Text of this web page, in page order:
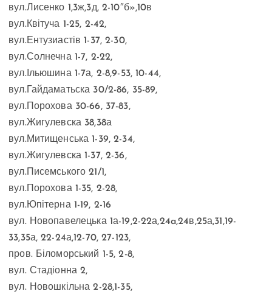
вул.Лисенко 1,3ж,3д, 2-10″б»,10в
вул.Квітуча 1-25, 2-42,
вул.Ентузиастів 1-37, 2-30,
вул.Солнечна 1-7, 2-22,
вул.Ільюшина 1-7а, 2-8,9-53, 10-44,
вул.Гайдаматьска 30/2-86, 35-89,
вул.Порохова 30-66, 37-83,
вул.Жигулевска 38,38а
вул.Митищенська 1-39, 2-34,
вул.Жигулевска 1-37, 2-36,
вул.Писемського 21/1,
вул.Порохова 1-35, 2-28,
вул.Юпітерна 1-19, 2-16
вул. Новопавелецька 1а-19,2-22а,24a,24в,25а,31,19-
33,35а, 22-24а,12-70, 27-123,
пров. Біломорський 1-5, 2-8,
вул. Стадіонна 2,
вул. Новошкільна 2-28,1-35,